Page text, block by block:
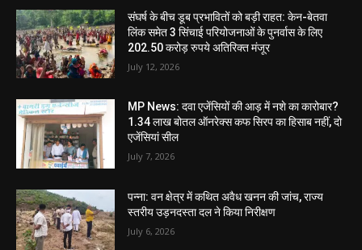
संघर्ष के बीच डूब प्रभावितों को बड़ी राहत: केन-बेतवा
लिंक समेत 3 सिंचाई परियोजनाओं के पुनर्वास के लिए
202.50 करोड़ रुपये अतिरिक्त मंजूर
July 12, 2026
MP News: दवा एजेंसियों की आड़ में नशे का कारोबार?
1.34 लाख बोतल ऑनरेक्स कफ सिरप का हिसाब नहीं, दो
एजेंसियां सील
July 7, 2026
पन्ना: वन क्षेत्र में कथित अवैध खनन की जांच, राज्य
स्तरीय उड़नदस्ता दल ने किया निरीक्षण
July 6, 2026